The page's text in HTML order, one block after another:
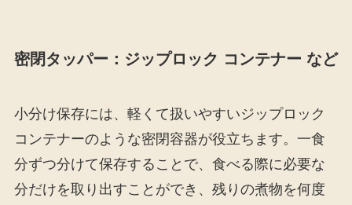
密閉タッパー：ジップロック コンテナー など
小分け保存には、軽くて扱いやすいジップロック
コンテナーのような密閉容器が役立ちます。一食
分ずつ分けて保存することで、食べる際に必要な
分だけを取り出すことができ、残りの煮物を何度